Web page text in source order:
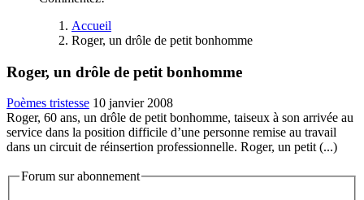
Accueil
Roger, un drôle de petit bonhomme
Roger, un drôle de petit bonhomme
Poèmes tristesse 10 janvier 2008
Roger, 60 ans, un drôle de petit bonhomme, taiseux à son arrivée au
service dans la position difficile d’une personne remise au travail
dans un circuit de réinsertion professionnelle. Roger, un petit (...)
Forum sur abonnement